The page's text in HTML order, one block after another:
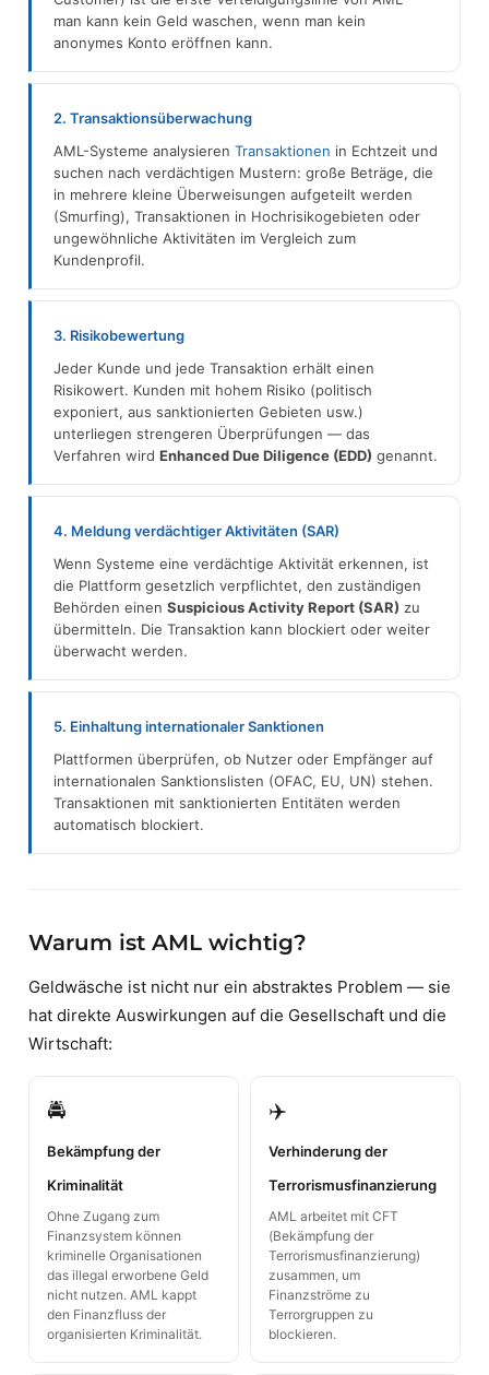
man kann kein Geld waschen, wenn man kein
anonymes Konto eröffnen kann.
2. Transaktionsüberwachung
AML-Systeme analysieren Transaktionen in Echtzeit und
suchen nach verdächtigen Mustern: große Beträge, die
in mehrere kleine Überweisungen aufgeteilt werden
(Smurfing), Transaktionen in Hochrisikogebieten oder
ungewöhnliche Aktivitäten im Vergleich zum
Kundenprofil.
3. Risikobewertung
Jeder Kunde und jede Transaktion erhält einen
Risikowert. Kunden mit hohem Risiko (politisch
exponiert, aus sanktionierten Gebieten usw.)
unterliegen strengeren Überprüfungen — das
Verfahren wird Enhanced Due Diligence (EDD) genannt.
4. Meldung verdächtiger Aktivitäten (SAR)
Wenn Systeme eine verdächtige Aktivität erkennen, ist
die Plattform gesetzlich verpflichtet, den zuständigen
Behörden einen Suspicious Activity Report (SAR) zu
übermitteln. Die Transaktion kann blockiert oder weiter
überwacht werden.
5. Einhaltung internationaler Sanktionen
Plattformen überprüfen, ob Nutzer oder Empfänger auf
internationalen Sanktionslisten (OFAC, EU, UN) stehen.
Transaktionen mit sanktionierten Entitäten werden
automatisch blockiert.
Warum ist AML wichtig?
Geldwäsche ist nicht nur ein abstraktes Problem — sie
hat direkte Auswirkungen auf die Gesellschaft und die
Wirtschaft:
🚔
Bekämpfung der
Kriminalität
Ohne Zugang zum
Finanzsystem können
kriminelle Organisationen
das illegal erworbene Geld
nicht nutzen. AML kappt
den Finanzfluss der
organisierten Kriminalität.
✈️
Verhinderung der
Terrorismusfinanzierung
AML arbeitet mit CFT
(Bekämpfung der
Terrorismusfinanzierung)
zusammen, um
Finanzströme zu
Terrorgruppen zu
blockieren.